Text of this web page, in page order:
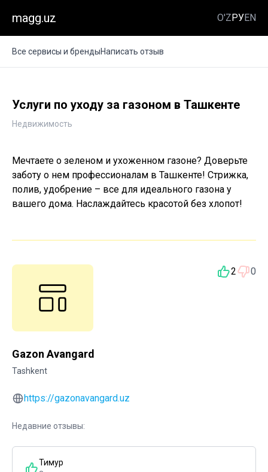
magg.uz O'ZРУEN
Все сервисы и брендыНаписать отзыв
Услуги по уходу за газоном в Ташкенте
Недвижимость
Мечтаете о зеленом и ухоженном газоне? Доверьте
заботу о нем профессионалам в Ташкенте! Стрижка,
полив, удобрение – все для идеального газона у
вашего дома. Наслаждайтесь красотой без хлопот!
2 0
Gazon Avangard
Tashkent
https://gazonavangard.uz
Недавние отзывы:
Тимур